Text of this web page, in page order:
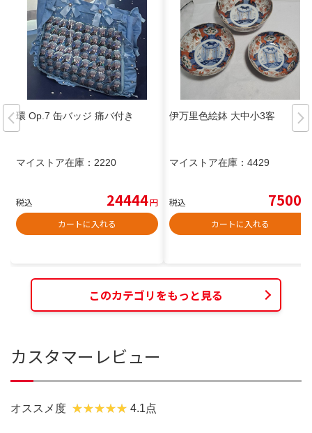
環 Op.7 缶バッジ 痛バ付き
マイストア在庫： 2220
税込 24444円
カートに入れる
伊万里色絵鉢 大中小3客
マイストア在庫： 4429
税込 7500
カートに入れる
このカテゴリをもっと見る
カスタマーレビュー
オススメ度 4.1点